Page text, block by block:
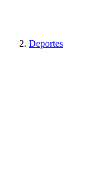
Deportes